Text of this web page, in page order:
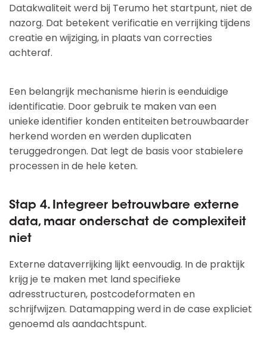
Datakwaliteit werd bij Terumo het startpunt, niet de
nazorg. Dat betekent verificatie en verrijking tijdens
creatie en wijziging, in plaats van correcties
achteraf.
Een belangrijk mechanisme hierin is eenduidige
identificatie. Door gebruik te maken van een
unieke identifier konden entiteitenbetrouwbaarder
herkend worden en werden duplicaten
teruggedrongen. Dat legt de basis voor stabielere
processen in de hele keten.
Stap 4. Integreer betrouwbare externe
data, maar onderschat de complexiteit
niet
Externe dataverrijking lijkt eenvoudig. In de praktijk
krijg je te maken met land specifieke
adresstructuren, postcodeformaten en
schrijfwijzen. Datamapping werd in de case expliciet
genoemd als aandachtspunt.